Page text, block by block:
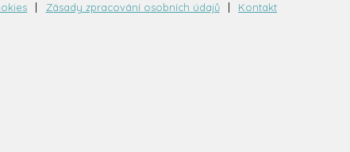
Zásady zpracování osobních údajů Kontakt